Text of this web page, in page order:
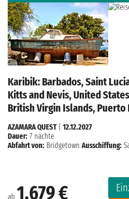
Karibik: Barbados, Saint
Kitts and Nevis, United
British Virgin Islands, Puerto
ab 1.679 €
AZAMARA QUEST| 12.12.2027
Dauer: 7 nächte
Abfahrt von: Bridgetown Ausschiffung: